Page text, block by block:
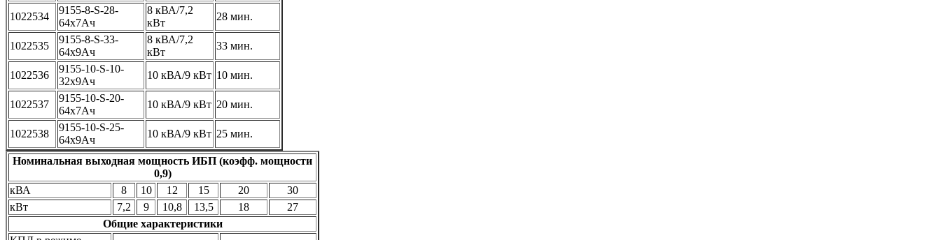
1022534
9155-8-S-28-
64x7Ач
8 кВА/7,2
кВт
28 мин.
1022535
9155-8-S-33-
64x9Ач
8 кВА/7,2
кВт
33 мин.
1022536
9155-10-S-10-
32x9Ач
10 кВА/9 кВт 10 мин.
1022537
9155-10-S-20-
64x7Ач
10 кВА/9 кВт 20 мин.
1022538
9155-10-S-25-
64x9Ач
10 кВА/9 кВт 25 мин.
Номинальная выходная мощность ИБП (коэфф. мощности
0,9)
кВА
8 10 12 15 20
30
кВт
7,2 9 10,8 13,5 18
27
Общие характеристики